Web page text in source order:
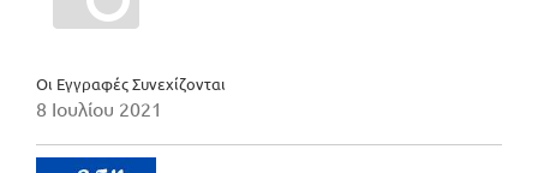
Οι Εγγραφές Συνεχίζονται
8 Ιουλίου 2021